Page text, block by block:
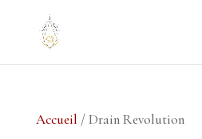
Accueil / Drain Revolution